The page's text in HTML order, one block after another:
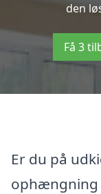
den
Få 3
Er du på
ophængning